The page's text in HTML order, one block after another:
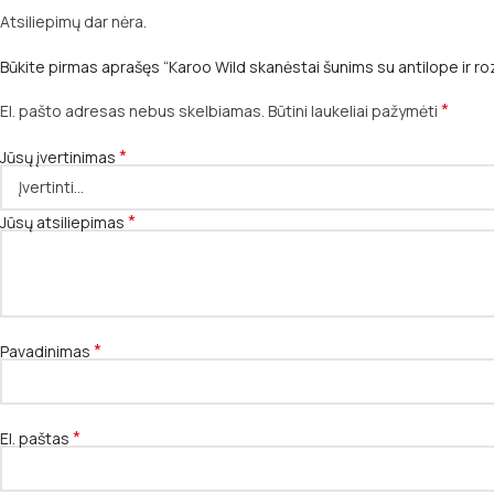
Atsiliepimų dar nėra.
Būkite pirmas aprašęs “Karoo Wild skanėstai šunims su antilope ir
El. pašto adresas nebus skelbiamas. Būtini laukeliai pažymėti *
Jūsų įvertinimas *
Jūsų atsiliepimas *
Pavadinimas *
El. paštas *